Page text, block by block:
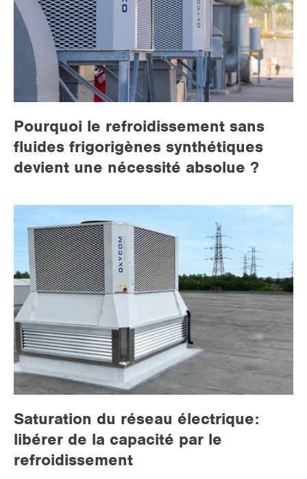
Pourquoi le refroidissement sans
fluides frigorigènes synthétiques
devient une nécessité absolue ?
Saturation du réseau électrique:
libérer de la capacité par le
refroidissement